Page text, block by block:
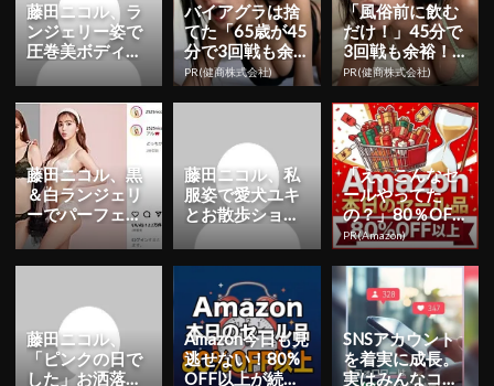
藤田ニコル、ラ
ンジェリー姿で
圧巻美ボディ披
露！「綺麗すぎ
る」「にこるん
BODY本...
バイアグラは捨
てた「65歳が45
分で3回戦も余
裕」980円で朝
まで絶好調！
PR(健商株式会社)
「風俗前に飲む
だけ！」45分で
3回戦も余裕！9
80円で朝まで絶
好調
PR(健商株式会社)
藤田ニコル、黒
＆白ランジェリ
ーでパーフェク
ト美ボディを公
開！「どっちが
藤田ニコル、私
服姿で愛犬ユキ
とお散歩ショッ
ト公開！「めっ
ちゃかわいい」
「え、こんなセ
ールやってた
の？」80％OFF
以上が続々登
場！Amazonの本
気が...
PR(Amazon)
藤田ニコル、
「ピンクの日で
した」お洒落な
Amazon今日も見
逃せない！80%
OFF以上が続々
SNSアカウント
を着実に成長。
実はみんなココ